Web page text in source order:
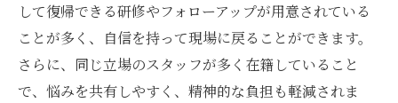
して復帰できる研修やフォローアップが用意されている
ことが多く、自信を持って現場に戻ることができます。
さらに、同じ立場のスタッフが多く在籍していること
で、悩みを共有しやすく、精神的な負担も軽減されま